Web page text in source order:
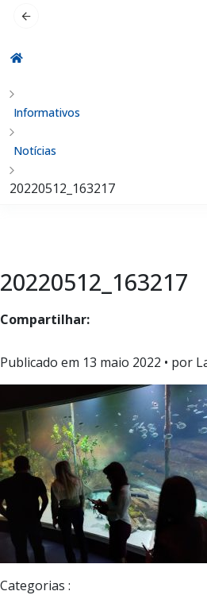
Informativos
Notícias
20220512_163217
20220512_163217
Compartilhar:
Publicado em 13 maio 2022 • por
Categorias :